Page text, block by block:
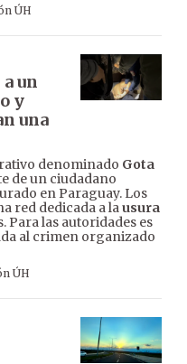
ÚH
un
y
una
denominado Gota
de un ciudadano
en Paraguay. Los
red dedicada a lausura
Para las autoridades es
al crimen organizado
ÚH